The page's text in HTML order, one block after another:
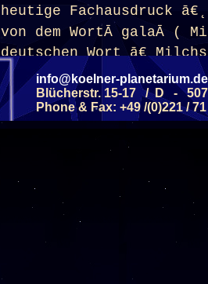
heutige Fachausdruck
von dem WortĀ galaĀ (
deutschen Wort
altgriechischen Begriff
zugrunde. Das
zweiarmigeĀ
etwa 100 bis 300
MengenĀ interstellarer
Millionen bis einige
MilliardenSonnenmassenĀ
(ab 12 J.)
info@koelner-planetarium.de
Blücherstr. 15-17 / D -
Phone & Fax: +49 /(0)221 /